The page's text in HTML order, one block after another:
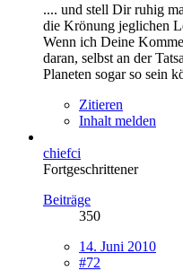
.... und stell Dir ruhig
die Krönung jeglichen
Wenn ich Deine
daran, selbst an der
Planeten sogar so sein
Zitieren
Inhalt melden
chiefci
Fortgeschrittener
Beiträge
350
14. Juni 2010
#72